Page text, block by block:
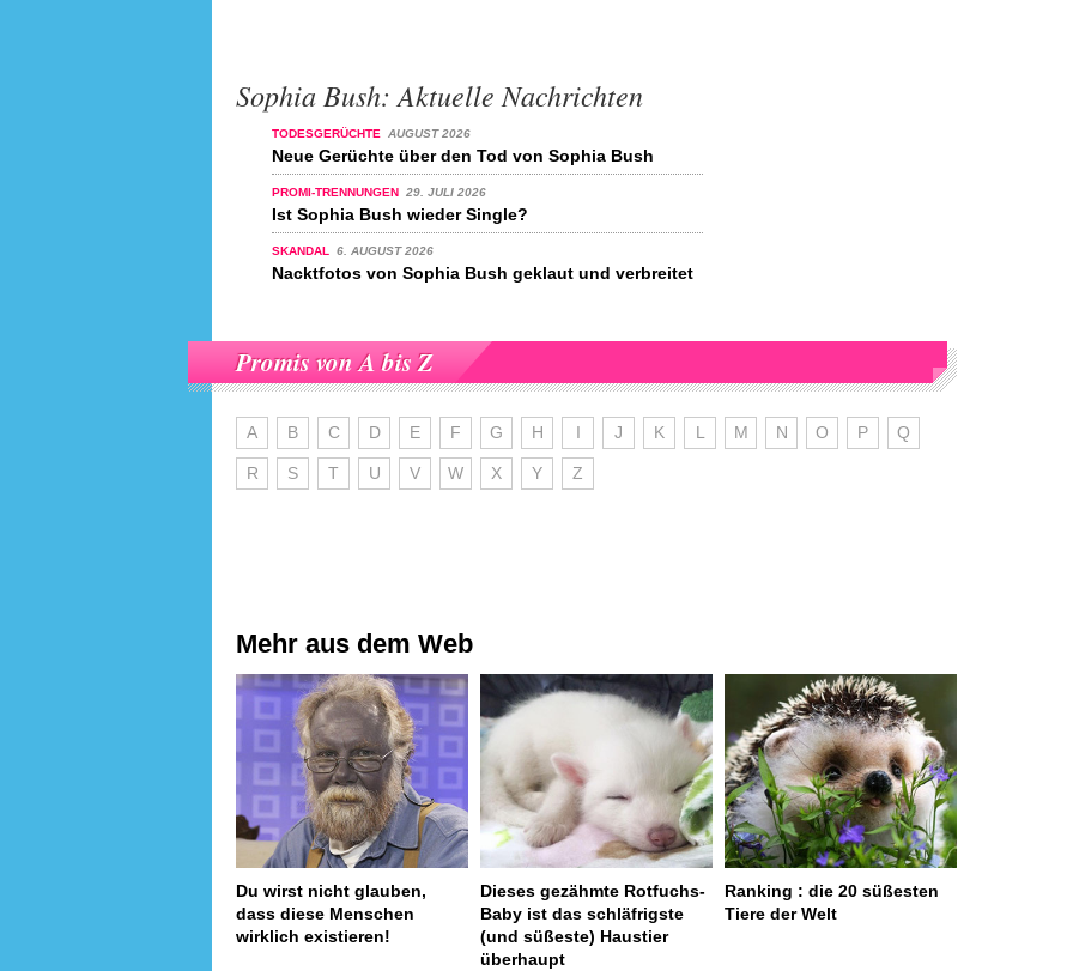
Sophia Bush: Aktuelle Nachrichten
TODESGERÜCHTE AUGUST 2026
Neue Gerüchte über den Tod von Sophia Bush
PROMI-TRENNUNGEN 29. JULI 2026
Ist Sophia Bush wieder Single?
SKANDAL 6. AUGUST 2026
Nacktfotos von Sophia Bush geklaut und verbreitet
Promis von A bis Z
A B C D E F G H I J K L M N O P Q
R S T U V W X Y Z
Mehr aus dem Web
Du wirst nicht glauben,
dass diese Menschen
wirklich existieren!
Dieses gezähmte Rotfuchs-
Baby ist das schläfrigste
(und süßeste) Haustier
überhaupt
Ranking : die 20 süßesten
Tiere der Welt